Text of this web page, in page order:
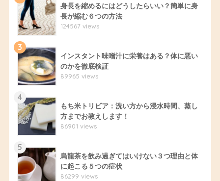
身長を縮めるにはどうしたらいい？簡単に身
長が縮む６つの方法
124567 views
3
インスタント味噌汁に栄養はある？体に悪い
のかを徹底検証
89965 views
4
もち米トリビア：洗い方から浸水時間、蒸し
方までお教えします！
86901 views
5
烏龍茶を飲み過ぎてはいけない３つ理由と体
に起こる５つの症状
86299 views